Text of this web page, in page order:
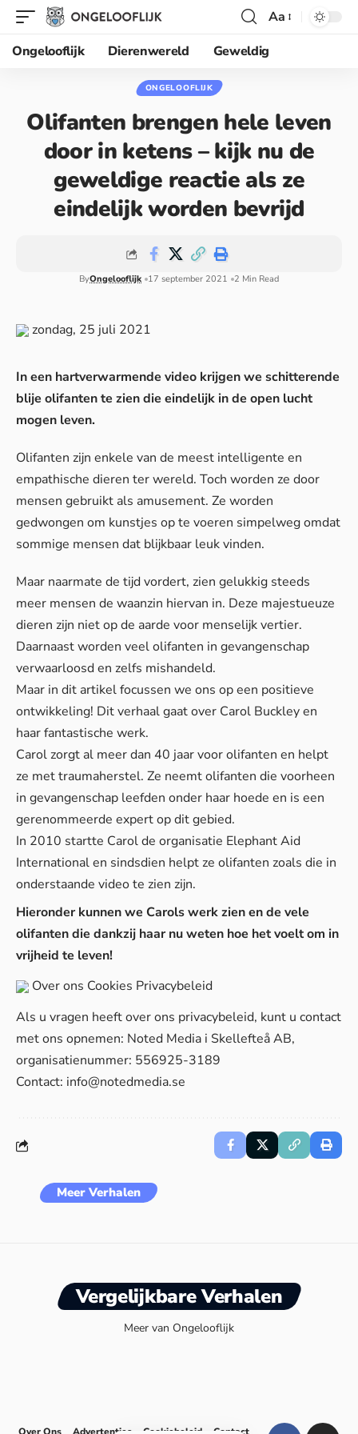
Aa
Ongelooflijk
Dierenwereld Geweldig
ONGELOOFLIJK
Olifanten brengen hele leven
door in ketens – kijk nu de
geweldige reactie als ze
eindelijk worden bevrijd
ByOngelooflijk 17 september 2021 2 Min Read
zondag, 25 juli 2021
In een hartverwarmende video krijgen we schitterende
blije olifanten te zien die eindelijk in de open lucht
mogen leven.
Olifanten zijn enkele van de meest intelligente en
empathische dieren ter wereld. Toch worden ze door
mensen gebruikt als amusement. Ze worden
gedwongen om kunstjes op te voeren simpelweg omdat
sommige mensen dat blijkbaar leuk vinden.
Maar naarmate de tijd vordert, zien gelukkig steeds
meer mensen de waanzin hiervan in. Deze majestueuze
dieren zijn niet op de aarde voor menselijk vertier.
Daarnaast worden veel olifanten in gevangenschap
verwaarloosd en zelfs mishandeld.
Maar in dit artikel focussen we ons op een positieve
ontwikkeling! Dit verhaal gaat over Carol Buckley en
haar fantastische werk.
Carol zorgt al meer dan 40 jaar voor olifanten en helpt
ze met traumaherstel. Ze neemt olifanten die voorheen
in gevangenschap leefden onder haar hoede en is een
gerenommeerde expert op dit gebied.
In 2010 startte Carol de organisatie Elephant Aid
International en sindsdien helpt ze olifanten zoals die in
onderstaande video te zien zijn.
Hieronder kunnen we Carols werk zien en de vele
olifanten die dankzij haar nu weten hoe het voelt om in
vrijheid te leven!
Over ons Cookies Privacybeleid
Als u vragen heeft over ons privacybeleid, kunt u contact
met ons opnemen: Noted Media i Skellefteå AB,
organisatienummer: 556925-3189
Contact: info@notedmedia.se
Meer Verhalen
Vergelijkbare Verhalen
Meer van Ongelooflijk